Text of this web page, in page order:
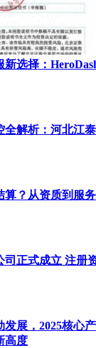
新选择：
全解析：河北江
算？从资质到服
正式成立 注册
展，2025核心
高度